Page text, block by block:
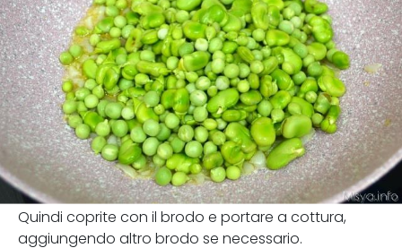
Quindi coprite con il brodo e portare a cottura,
aggiungendo altro brodo se necessario.